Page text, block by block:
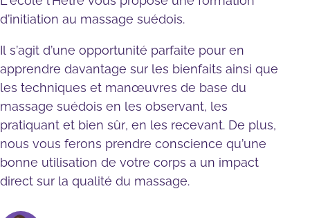
d’initiation au massage suédois.
Il s’agit d’une opportunité parfaite pour en
apprendre davantage sur les bienfaits ainsi que
les techniques et manœuvres de base du
massage suédois en les observant, les
pratiquant et bien sûr, en les recevant. De plus,
nous vous ferons prendre conscience qu’une
bonne utilisation de votre corps a un impact
direct sur la qualité du massage.